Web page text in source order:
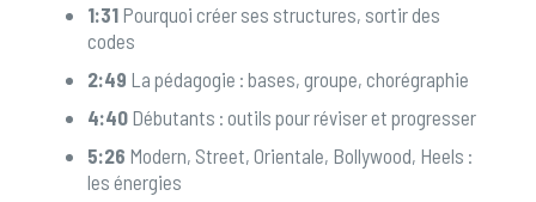
1:31 Pourquoi créer ses structures, sortir des
codes
2:49 La pédagogie : bases, groupe, chorégraphie
4:40 Débutants : outils pour réviser et progresser
5:26 Modern, Street, Orientale, Bollywood, Heels :
les énergies